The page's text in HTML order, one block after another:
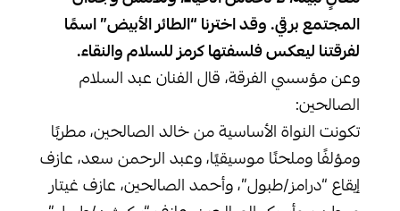
المجتمع برقي. وقد اخترنا “الطائر الأبيض” اسمًا
لفرقتنا ليعكس فلسفتها كرمز للسلام والنقاء.
وعن مؤسسي الفرقة، قال الفنان عبد السلام
الصالحين:
تكونت النواة الأساسية من خالد الصالحين، مطربًا
ومؤلفًا وملحنًا موسيقيًا، وعبد الرحمن سعد، عازف
إيقاع “درامز/طبول”، وأحمد الصالحين، عازف غيتار